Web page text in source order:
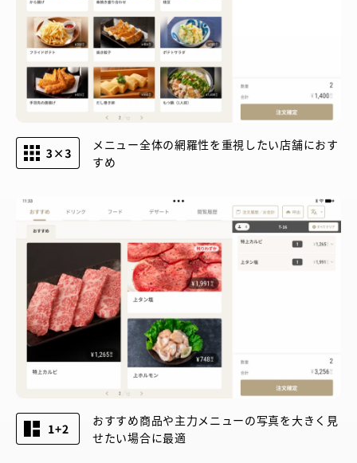
メニュー全体の網羅性を重視したい店舗におす
すめ
おすすめ商品や主力メニューの写真を大きく見
せたい場合に最適